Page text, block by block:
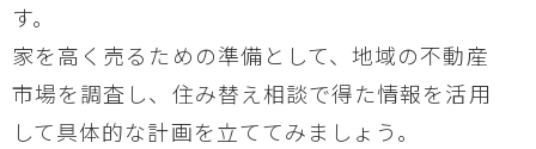
す。
家を高く売るための準備として、地域の不動産
市場を調査し、住み替え相談で得た情報を活用
して具体的な計画を立ててみましょう。